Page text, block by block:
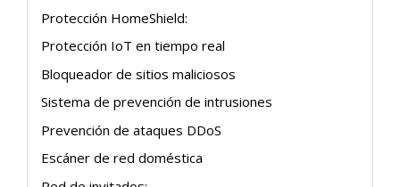
Protección HomeShield:
Protección IoT en tiempo real
Bloqueador de sitios maliciosos
Sistema de prevención de intrusiones
Prevención de ataques DDoS
Escáner de red doméstica